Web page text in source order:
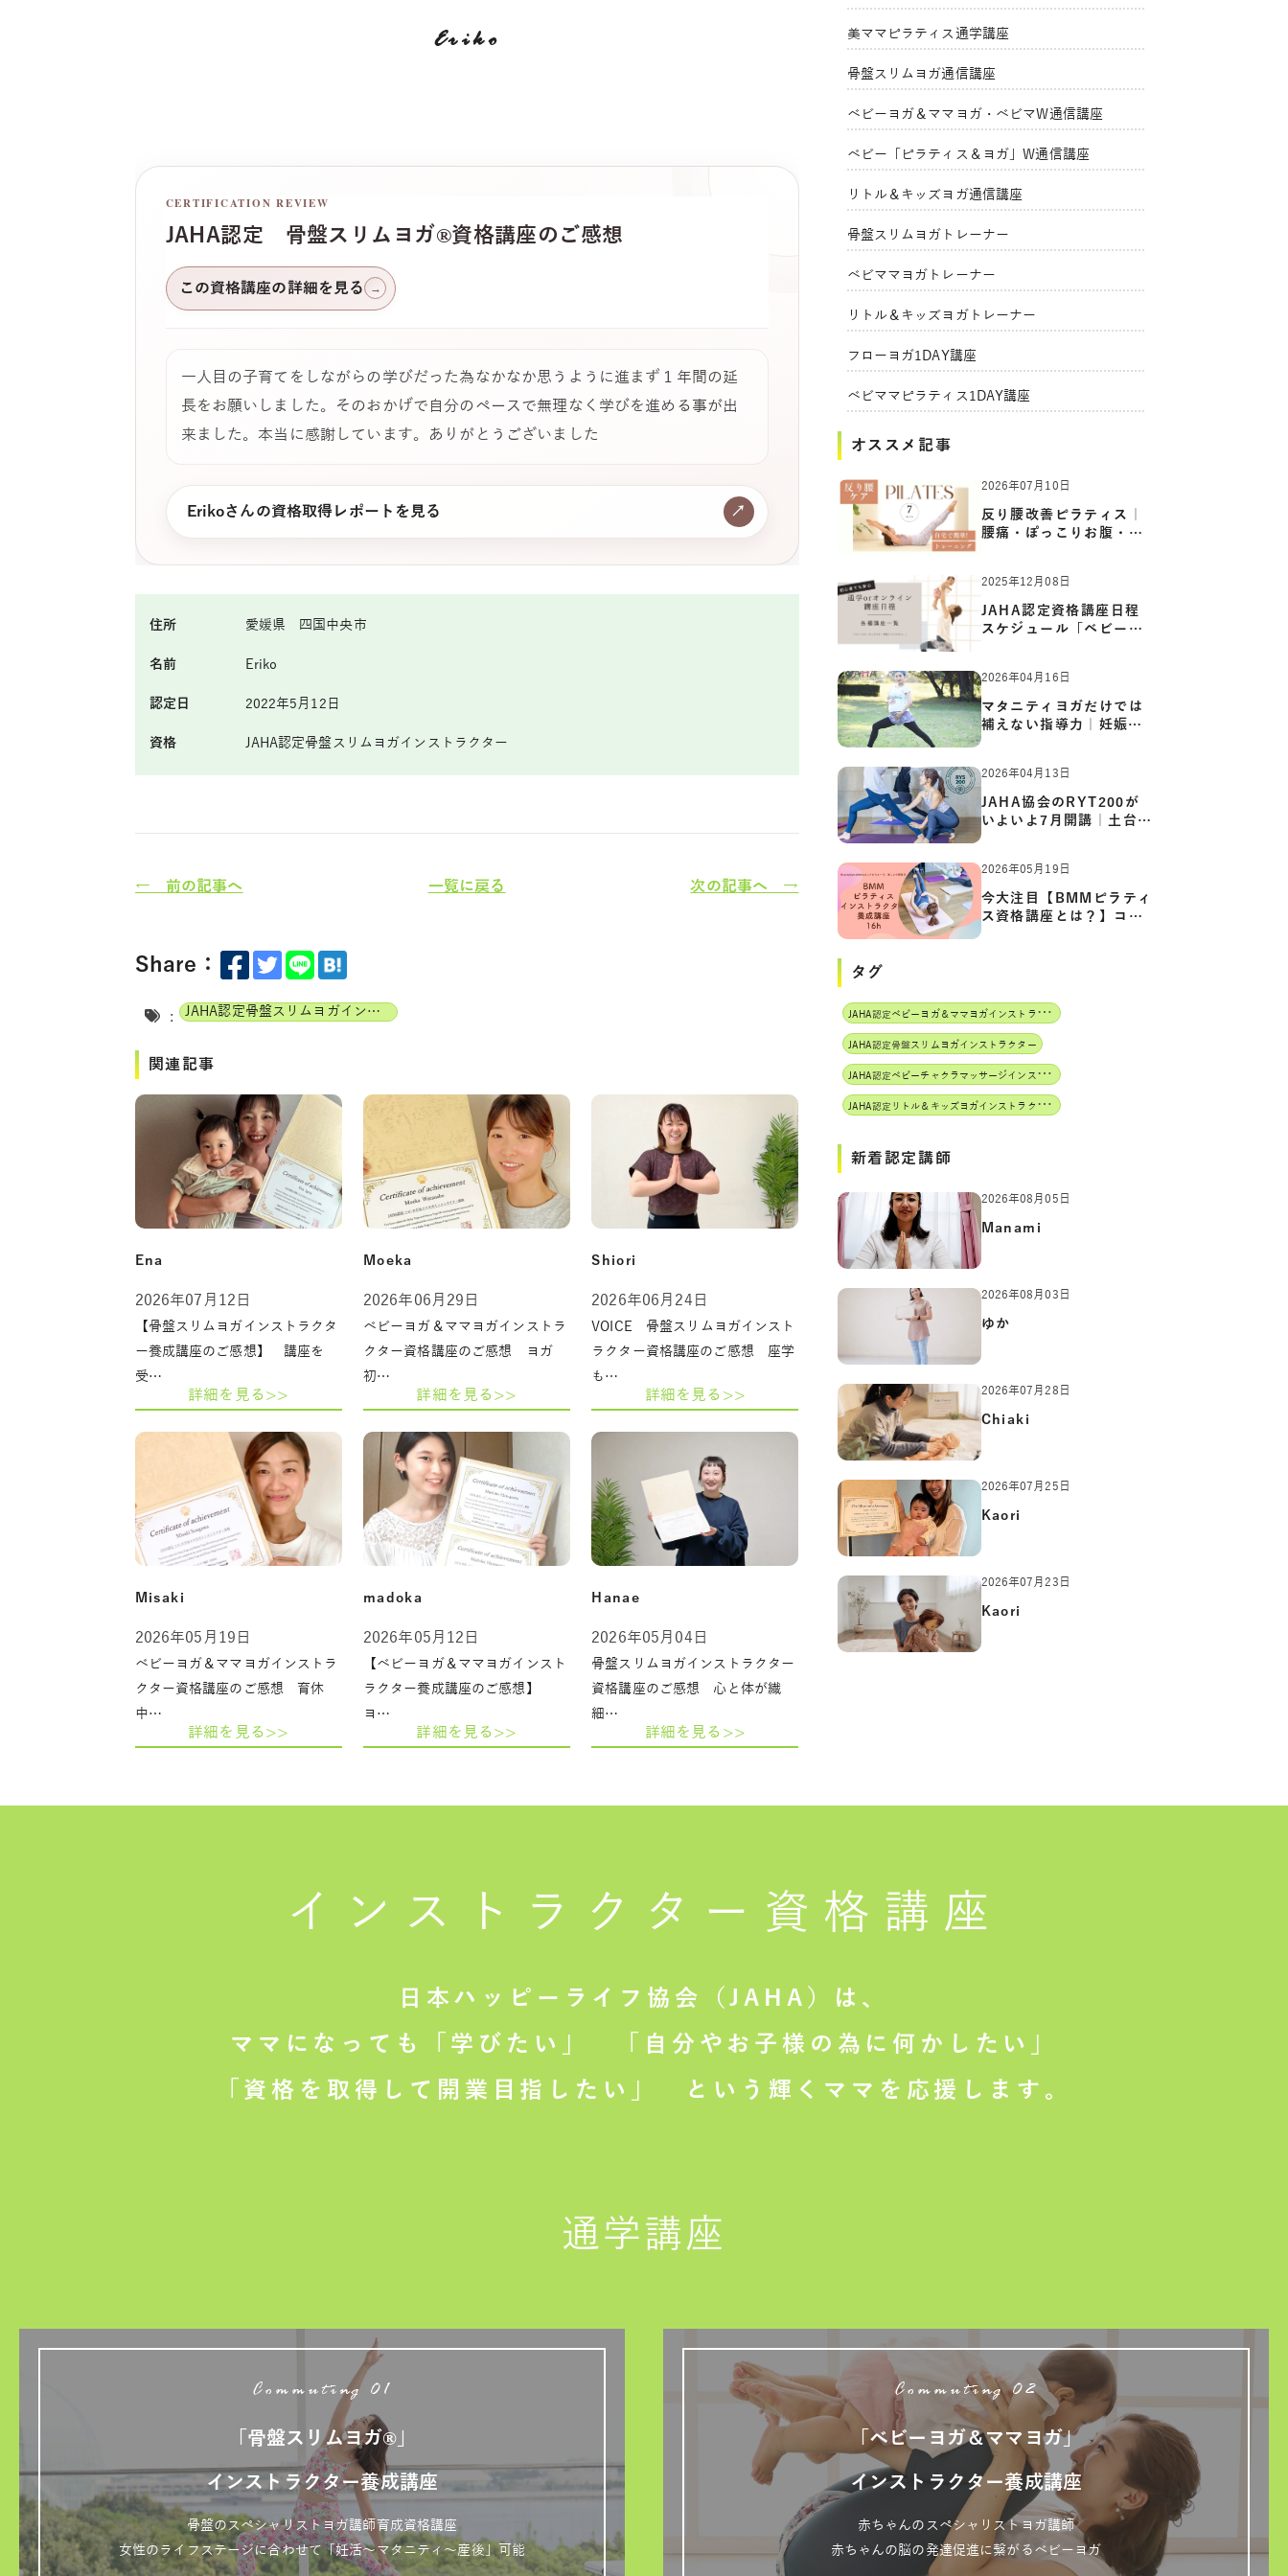
Eriko
CERTIFICATION REVIEW
JAHA認定 骨盤スリムヨガ®資格講座のご感想
この資格講座の詳細を見る →
一人目の子育てをしながらの学びだった為なかなか思うように進まず１年間の延
長をお願いしました。そのおかげで自分のペースで無理なく学びを進める事が出
来ました。本当に感謝しています。ありがとうございました
Erikoさんの資格取得レポートを見る ↗
住所 愛媛県 四国中央市
名前 Eriko
認定日 2022年5月12日
資格 JAHA認定骨盤スリムヨガインストラクター
← 前の記事へ 一覧に戻る 次の記事へ →
Share：
: JAHA認定骨盤スリムヨガインストラクター
関連記事
Ena
2026年07月12日
【骨盤スリムヨガインストラクタ
ー養成講座のご感想】 講座を
受…
詳細を見る>>
Moeka
2026年06月29日
ベビーヨガ＆ママヨガインストラ
クター資格講座のご感想 ヨガ
初…
詳細を見る>>
Shiori
2026年06月24日
VOICE 骨盤スリムヨガインスト
ラクター資格講座のご感想 座学
も…
詳細を見る>>
Misaki
2026年05月19日
ベビーヨガ＆ママヨガインストラ
クター資格講座のご感想 育休
中…
詳細を見る>>
madoka
2026年05月12日
【ベビーヨガ＆ママヨガインスト
ラクター養成講座のご感想】
ヨ…
詳細を見る>>
Hanae
2026年05月04日
骨盤スリムヨガインストラクター
資格講座のご感想 心と体が繊
細…
詳細を見る>>
美ママピラティス通学講座
骨盤スリムヨガ通信講座
ベビーヨガ＆ママヨガ・ベビマW通信講座
ベビー「ピラティス＆ヨガ」W通信講座
リトル＆キッズヨガ通信講座
骨盤スリムヨガトレーナー
ベビママヨガトレーナー
リトル＆キッズヨガトレーナー
フローヨガ1DAY講座
ベビママピラティス1DAY講座
オススメ記事
2026年07月10日
反り腰改善ピラティス｜
腰痛・ぽっこりお腹・姿
2025年12月08日
JAHA認定資格講座日程
スケジュール「ベビーヨ
2026年04月16日
マタニティヨガだけでは
補えない指導力｜妊娠期
の体…
2026年04月13日
JAHA協会のRYT200が
いよいよ7月開講｜土台か
ら応用ま…
2026年05月19日
今大注目【BMMピラティ
ス資格講座とは？】コア
からカ…
タグ
J
AHA認定ベビーヨガ＆ママヨガインストラクター
JAHA認定骨盤スリムヨガインストラクター
J
AHA認定ベビーチャクラマッサージインストラクター
J
AHA認定リトル＆キッズヨガインストラクター
新着認定講師
2026年08月05日
Manami
2026年08月03日
ゆか
2026年07月28日
Chiaki
2026年07月25日
Kaori
2026年07月23日
Kaori
インストラクター 資格講座
日本ハッピーライフ協会（JAHA）は、
ママになっても「学びたい」
「自分やお子様の為に何かしたい」
「資格を取得して開業目指したい」
という輝くママを応援します。
通学講座
Commuting 01
「骨盤スリムヨガ®」
インストラクター養成講座
骨盤のスペシャリストヨガ講師育成資格講座
女性のライフステージに合わせて「妊活～マタニティ～産後」可能
Commuting 02
「ベビーヨガ＆ママヨガ」
インストラクター養成講座
赤ちゃんのスペシャリストヨガ講師
赤ちゃんの脳の発達促進に繋がるベビーヨガ